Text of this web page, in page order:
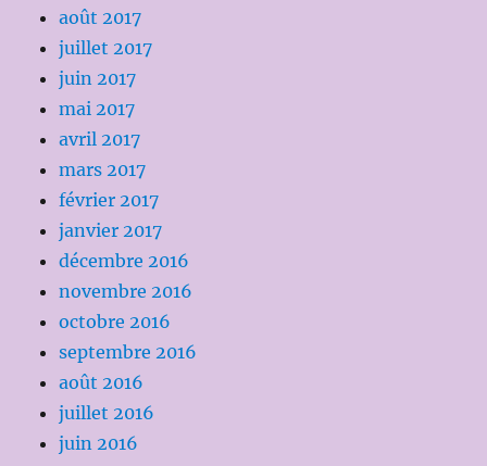
août 2017
juillet 2017
juin 2017
mai 2017
avril 2017
mars 2017
février 2017
janvier 2017
décembre 2016
novembre 2016
octobre 2016
septembre 2016
août 2016
juillet 2016
juin 2016